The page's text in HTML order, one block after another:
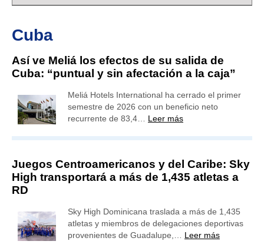
Cuba
Así ve Meliá los efectos de su salida de
Cuba: “puntual y sin afectación a la caja”
Meliá Hotels International ha cerrado el primer
semestre de 2026 con un beneficio neto
recurrente de 83,4… Leer más
Juegos Centroamericanos y del Caribe: Sky
High transportará a más de 1,435 atletas a
RD
Sky High Dominicana traslada a más de 1,435
atletas y miembros de delegaciones deportivas
provenientes de Guadalupe,… Leer más